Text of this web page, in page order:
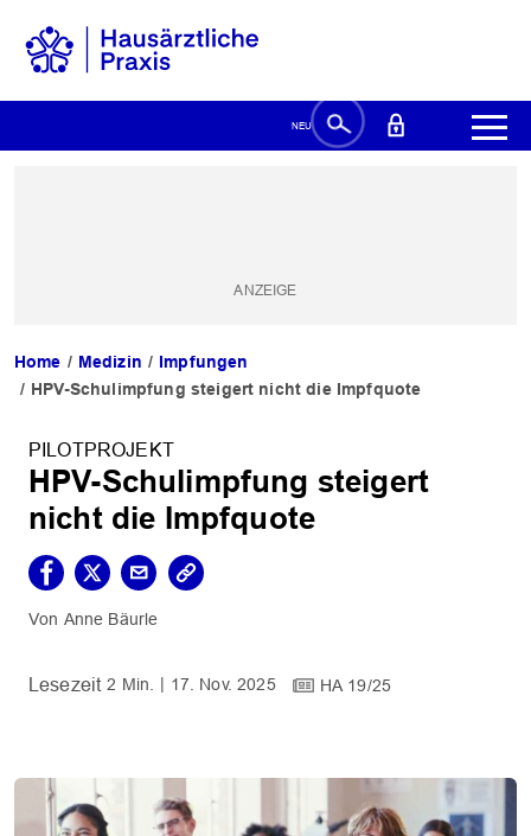
Home Medizin
Impfungen
HPV-Schulimpfung steigert nicht die Impfquote
PILOTPROJEKT
HPV-Schulimpfung steigert
nicht die Impfquote
Anne Bäurle
2 Min. 17. Nov. 2025 HA 19/25